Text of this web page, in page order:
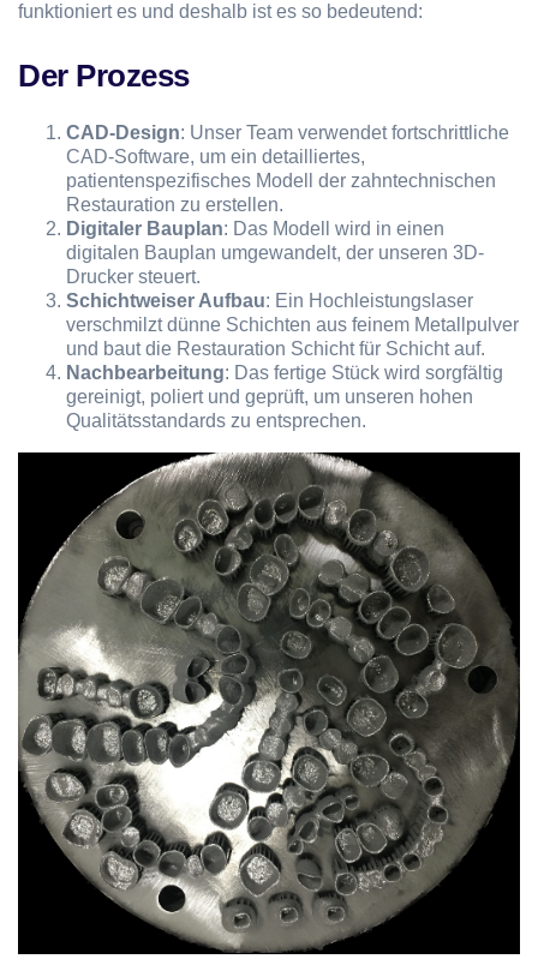
funktioniert es und deshalb ist es so bedeutend:
Der Prozess
CAD-Design: Unser Team verwendet fortschrittliche
CAD-Software, um ein detailliertes,
patientenspezifisches Modell der zahntechnischen
Restauration zu erstellen.
Digitaler Bauplan: Das Modell wird in einen
digitalen Bauplan umgewandelt, der unseren 3D-
Drucker steuert.
Schichtweiser Aufbau: Ein Hochleistungslaser
verschmilzt dünne Schichten aus feinem Metallpulver
und baut die Restauration Schicht für Schicht auf.
Nachbearbeitung: Das fertige Stück wird sorgfältig
gereinigt, poliert und geprüft, um unseren hohen
Qualitätsstandards zu entsprechen.